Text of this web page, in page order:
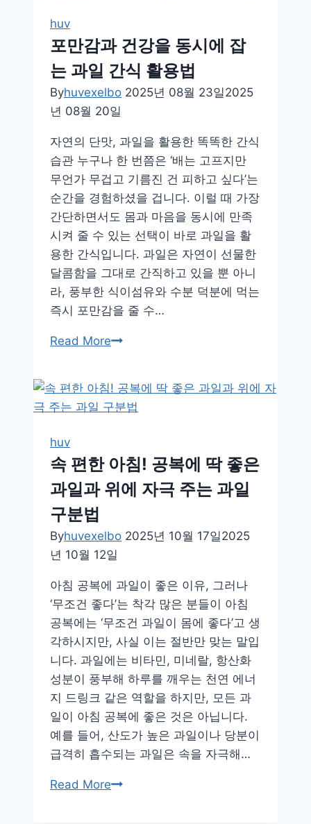
한
예
법
정
리
huv
포만감과 건강을 동시에 잡
는 과일 간식 활용법
Byhuvexelbo 2025년 08월 23일2025
년 08월 20일
자연의 단맛, 과일을 활용한 똑똑한 간식
습관 누구나 한 번쯤은 ‘배는 고프지만
무언가 무겁고 기름진 건 피하고 싶다’는
순간을 경험하셨을 겁니다. 이럴 때 가장
간단하면서도 몸과 마음을 동시에 만족
시켜 줄 수 있는 선택이 바로 과일을 활
용한 간식입니다. 과일은 자연이 선물한
달콤함을 그대로 간직하고 있을 뿐 아니
라, 풍부한 식이섬유와 수분 덕분에 먹는
즉시 포만감을 줄 수…
Read More포
과
건
동
시
는
일
간
식
활
용
법
huv
속 편한 아침! 공복에 딱 좋은
과일과 위에 자극 주는 과일
구분법
Byhuvexelbo 2025년 10월 17일2025
년 10월 12일
아침 공복에 과일이 좋은 이유, 그러나
‘무조건 좋다’는 착각 많은 분들이 아침
공복에는 ‘무조건 과일이 몸에 좋다’고 생
각하시지만, 사실 이는 절반만 맞는 말입
니다. 과일에는 비타민, 미네랄, 항산화
성분이 풍부해 하루를 깨우는 천연 에너
지 드링크 같은 역할을 하지만, 모든 과
일이 아침 공복에 좋은 것은 아닙니다.
예를 들어, 산도가 높은 과일이나 당분이
급격히 흡수되는 과일은 속을 자극해…
Read More속